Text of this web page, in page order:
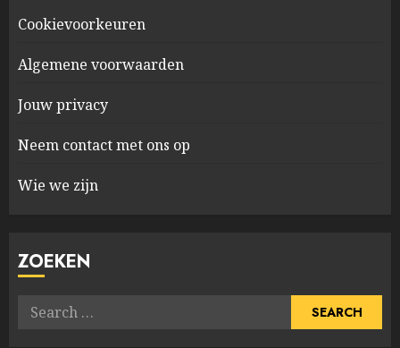
Cookievoorkeuren
Algemene voorwaarden
Jouw privacy
Neem contact met ons op
Wie we zijn
ZOEKEN
Search